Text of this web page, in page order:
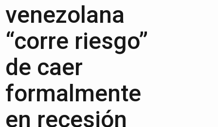
venezolana
“corre riesgo”
de caer
formalmente
en recesión